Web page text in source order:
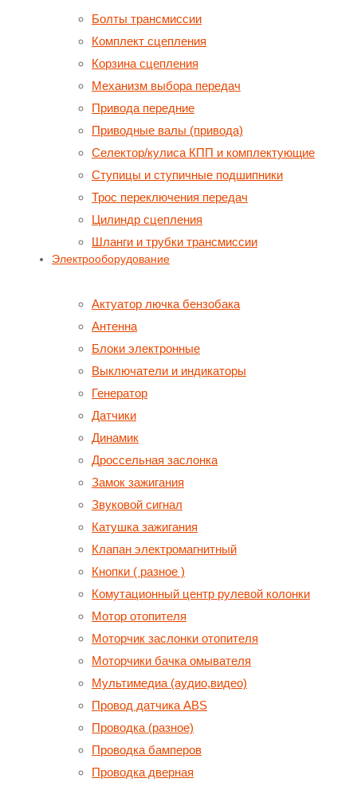
Болты трансмиссии
Комплект сцепления
Корзина сцепления
Механизм выбора передач
Привода передние
Приводные валы (привода)
Селектор/кулиса КПП и комплектующие
Ступицы и ступичные подшипники
Трос переключения передач
Цилиндр сцепления
Шланги и трубки трансмиссии
Электрооборудование
Актуатор лючка бензобака
Антенна
Блоки электронные
Выключатели и индикаторы
Генератор
Датчики
Динамик
Дроссельная заслонка
Замок зажигания
Звуковой сигнал
Катушка зажигания
Клапан электромагнитный
Кнопки ( разное )
Комутационный центр рулевой колонки
Мотор отопителя
Моторчик заслонки отопителя
Моторчики бачка омывателя
Мультимедиа (аудио,видео)
Провод датчика ABS
Проводка (разное)
Проводка бамперов
Проводка дверная